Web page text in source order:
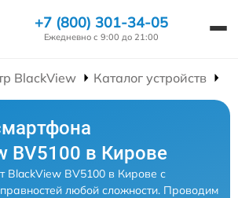
+7 (800) 301-34-05
Ежедневно с 9:00 до 21:00
BlackView Каталог устройств
BV5100 в Кирове
BlackView BV5100 в Кирове с
любой сложности. Проводим